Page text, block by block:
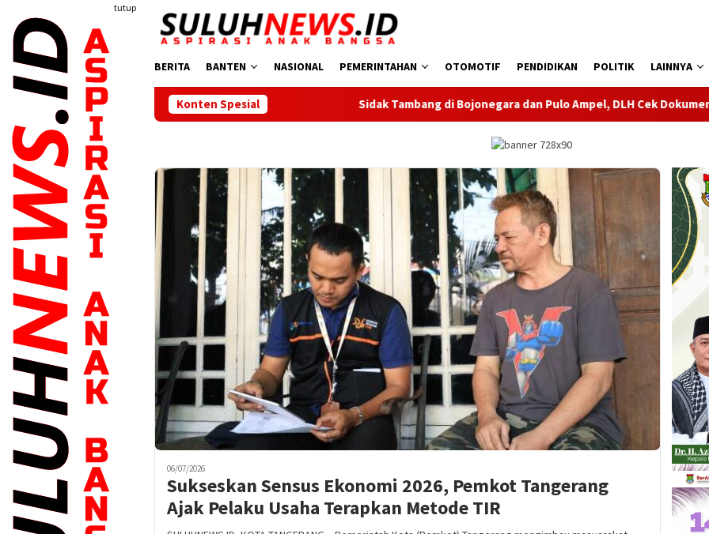
konten
tutup
BERITA BANTEN NASIONAL PEMERINTAHAN OTOMOTIF PENDIDIKAN POLITIK LAINNYA
Konten SpesialSidak Tambang di Bojonegara dan Pulo Ampel, DLH Cek Dokumen Perizinan Perusahaan
06/07/2026
Sukseskan Sensus Ekonomi 2026, Pemkot Tangerang
Ajak Pelaku Usaha Terapkan Metode TIR